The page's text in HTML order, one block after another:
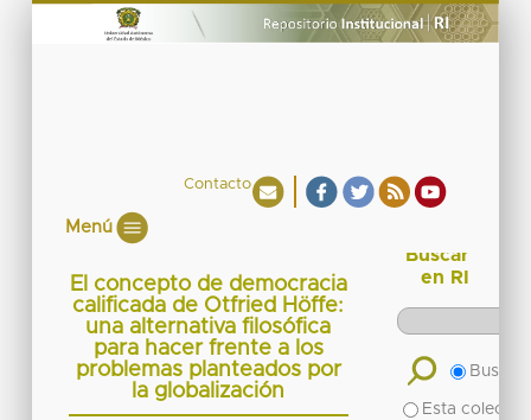
Contacto
Menú
El concepto de democracia
calificada de Otfried Höffe:
una alternativa filosófica
para hacer frente a los
problemas planteados por
la globalización
Buscar
en RI
Buscar
Esta